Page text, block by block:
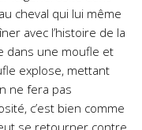
cheval qui lui même
avec l’histoire de la
dans une moufle et
explose, mettant
ne fera pas
c’est bien comme